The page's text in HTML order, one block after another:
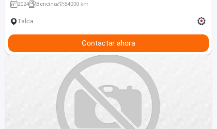
2024 Bencina 54000 km
Talca
Contactar ahora